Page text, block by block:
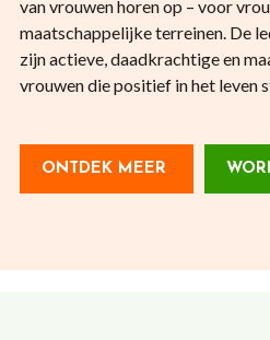
van vrouwen horen op – voor
maatschappelijke terreinen. De
zijn actieve, daadkrachtige en
vrouwen die positief in het leven
ONTDEK MEER